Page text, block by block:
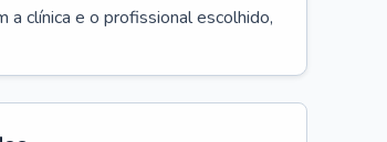
a clínica e o profissional escolhido,